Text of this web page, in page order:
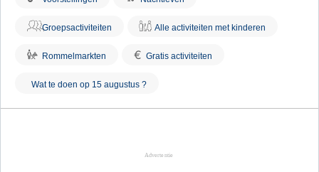
Groepsactiviteiten Alle activiteiten met kinderen
Rommelmarkten € Gratis activiteiten
Wat te doen op 15 augustus ?